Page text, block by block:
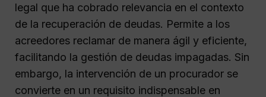
legal que ha cobrado relevancia en el contexto
de la recuperación de deudas. Permite a los
acreedores reclamar de manera ágil y eficiente,
facilitando la gestión de deudas impagadas. Sin
embargo, la intervención de un procurador se
convierte en un requisito indispensable en